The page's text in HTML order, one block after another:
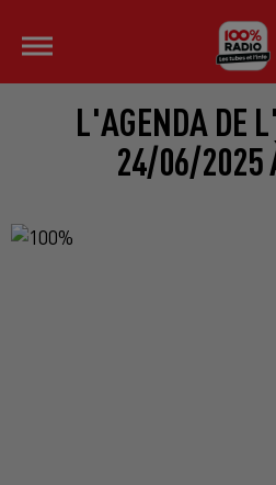
L'AGENDA DE
24/06/2025